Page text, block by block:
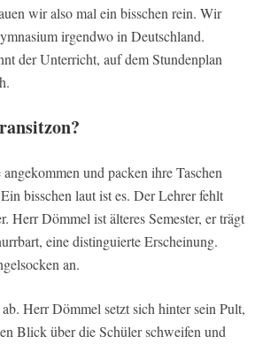
wir also mal ein bisschen rein. Wir
irgendwo in Deutschland.
der Unterricht, auf dem Stundenplan
und packen ihre Taschen
bisschen laut ist es. Der Lehrer fehlt
Herr Dömmel ist älteres Semester, er trägt
eine distinguierte Erscheinung.
an.
Herr Dömmel setzt sich hinter sein Pult,
Blick über die Schüler schweifen und